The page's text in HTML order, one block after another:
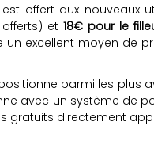
offert aux nouveaux
offerts) et18€ pour le
excellent moyen de
parmi les plus
avec un système de
gratuits directement